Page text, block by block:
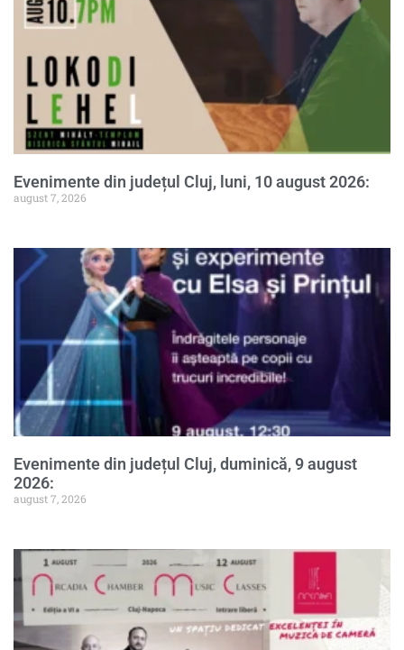
Evenimente din județul Cluj, luni, 10 august 2026:
august 7, 2026
Evenimente din județul Cluj, duminică, 9 august
2026:
august 7, 2026